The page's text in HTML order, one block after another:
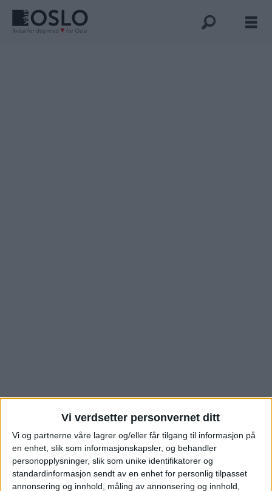
Vi verdsetter personvernet ditt
Vi og partnerne våre lagrer og/eller får tilgang til informasjon på
en enhet, slik som informasjonskapsler, og behandler
personopplysninger, slik som unike identifikatorer og
standardinformasjon sendt av en enhet for personlig tilpasset
annonsering og innhold, måling av annonsering og innhold,
Se hva denne boligen i
Møllefaret på